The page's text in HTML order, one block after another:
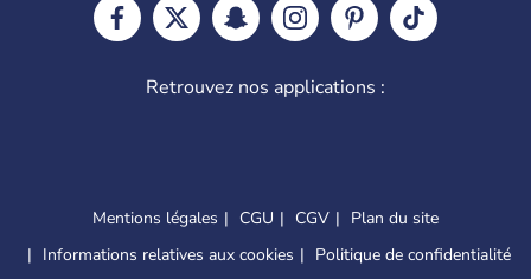
Retrouvez nos applications :
Mentions légales CGU CGV
Plan du site
Informations relatives aux cookies
Politique de confidentialité